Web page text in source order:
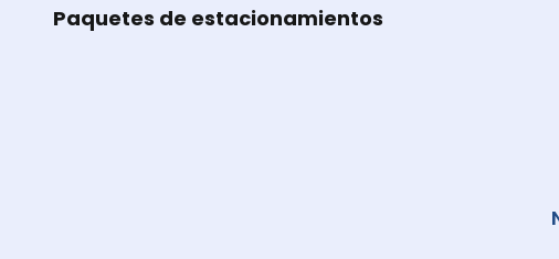
Paquetes de estacionamientos